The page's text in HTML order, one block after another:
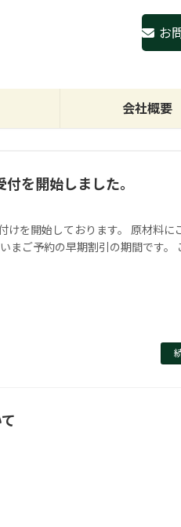
お
会社概要
を開始しました。
けを開始しております。 原材料に
まご予約の早期割引の期間です。